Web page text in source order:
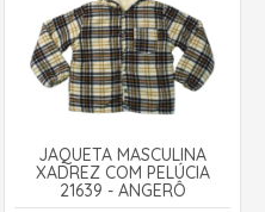
JAQUETA MASCULINA
XADREZ COM PELÚCIA
21639 - ANGERÔ